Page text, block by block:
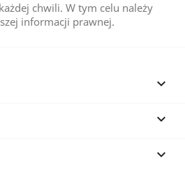
chwili. W tym celu należy
informacji prawnej.


